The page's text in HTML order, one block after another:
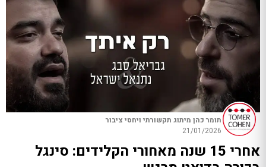
תומר כהן מיתוג תקשורתי ויחסי ציבור
21/01/2026
אחרי 15 שנה מאחורי הקלידים: סינגל